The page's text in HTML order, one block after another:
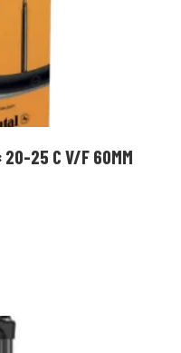
20-25 C V/F 60MM